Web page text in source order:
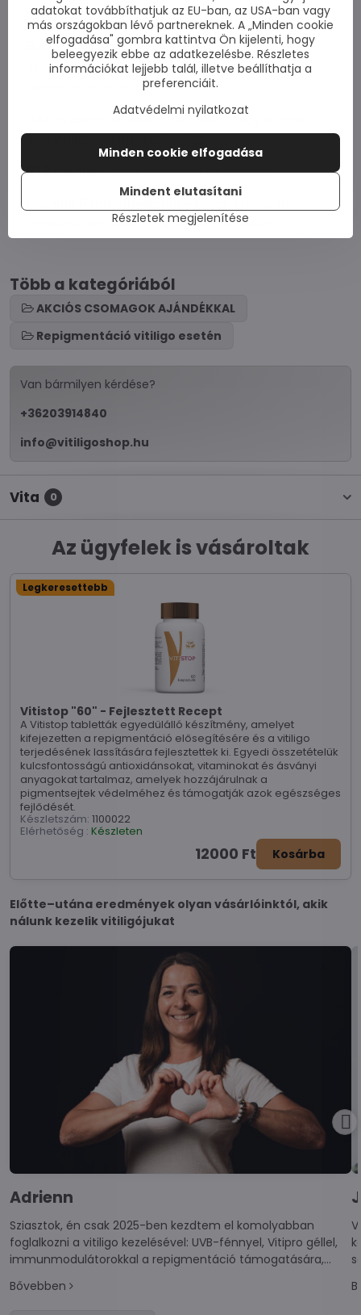
egyensúlyt.
Babchi olaj (Psoralea seed oil)– a Vitistopgél fő
összetevőjeként serkenti a melanocitákat a melanin
szintézisére - egy pigmentanyag.
– stimulálja a tirozinázt - egy enzimet,
B12 vitamin– segíti a melanin szintézisét.
szintéziséhez, valamint a réz felszívódásához.
Több a kategóriából
AKCIÓS CSOMAGOK AJÁNDÉKKAL
Repigmentáció vitiligo esetén
Van bármilyen kérdése?
+36203914840
info@vitiligoshop.hu
Vita 0
Az ügyfelek is vásároltak
Vitistop "60" - Fejlesztett Recept
Legkeresettebb
A Vitistop tabletták egyedülálló készítmény, amelyet
kifejezetten a repigmentáció elősegítésére és a vitiligo
terjedésének lassítására fejlesztettek ki. Egyedi összetételük
kulcsfontosságú antioxidánsokat, vitaminokat és ásványi
anyagokat tartalmaz, amelyek hozzájárulnak a
pigmentsejtek védelméhez és támogatják azok egészséges
fejlődését.
Készletszám: 1100022
Elérhetőség : Készleten
12000 Ft Kosárba
Előtte–utána eredmények olyan vásárlóinktól, akik
nálunk kezelik vitiligójukat
Adrienn
Sziasztok, én csak 2025-ben kezdtem el komolyabban
foglalkozni a vitiligo kezelésével: UVB-fénnyel, Vitipro géllel,
immunmodulátorokkal a repigmentáció támogatására,
Bővebben
adatokat továbbíthatjuk az EU-ban, az USA-ban vagy
más országokban lévő partnereknek. A „Minden cookie
elfogadása" gombra kattintva Ön kijelenti, hogy
beleegyezik ebbe az adatkezelésbe. Részletes
információkat lejjebb talál, illetve beállíthatja a
preferenciáit.
Adatvédelmi nyilatkozat
Részletek megjelenítése
Minden cookie elfogadása
Mindent elutasítani